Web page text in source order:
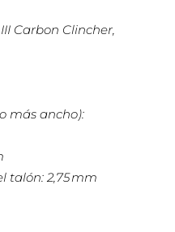
Carbon Clincher,
más ancho):
talón: 2,75 mm